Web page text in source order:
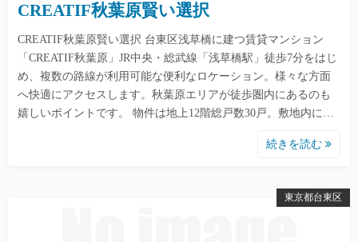
CREATIF秋葉原賢い選択
CREATIF秋葉原賢い選択 台東区浅草橋に建つ賃貸マンション
「CREATIF秋葉原」JR中央・総武線「浅草橋駅」徒歩7分をはじ
め、複数の路線が利用可能な便利なロケーション。様々な方面
へ快適にアクセスします。秋葉原エリアが徒歩圏内にあるのも
嬉しいポイントです。 物件は地上12階総戸数30戸。敷地内に…
続きを読む
東京都台東区